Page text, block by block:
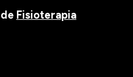
Fisioterapia